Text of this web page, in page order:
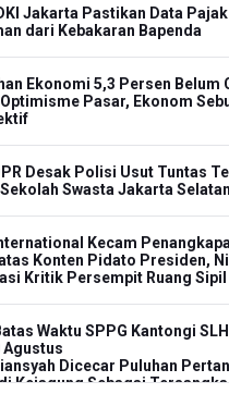
Jakarta Pastikan Data
dari Kebakaran Bapenda
Ekonomi 5,3 Persen Belum
Pasar, Ekonom
Desak Polisi Usut Tuntas
Swasta Jakarta Selatan
Kecam
Konten Pidato Presiden,
Kritik Persempit Ruang Sipil
Waktu SPPG Kantongi
Agustus
Dicecar Puluhan
Kejagung Sebagai Tersangka